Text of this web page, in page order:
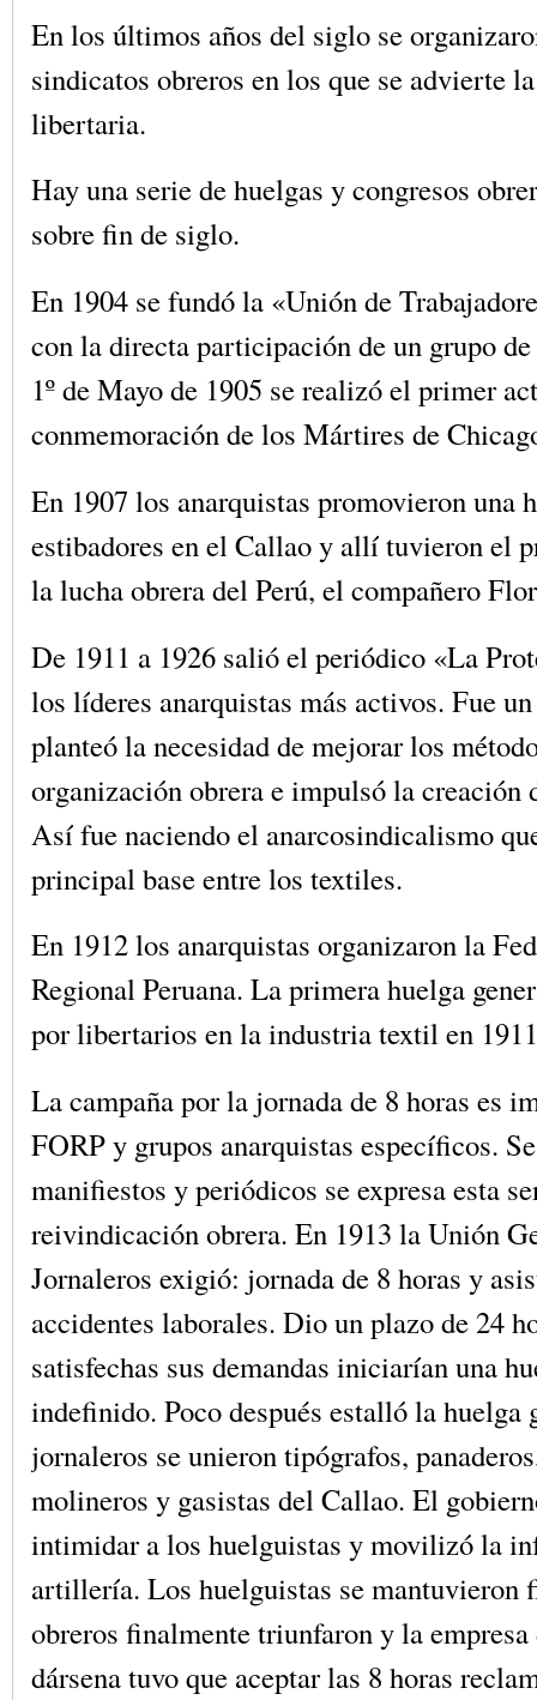
En los últimos años del siglo se
sindicatos obreros en los que se advierte
libertaria.
Hay una serie de huelgas y congresos
sobre fin de siglo.
En 1904 se fundó la «Unión de
con la directa participación de un grupo
1º de Mayo de 1905 se realizó el primer
conmemoración de los Mártires de
En 1907 los anarquistas promovieron una
estibadores en el Callao y allí tuvieron el
la lucha obrera del Perú, el compañero
De 1911 a 1926 salió el periódico «La
los líderes anarquistas más activos. Fue
planteó la necesidad de mejorar los
organización obrera e impulsó la creación
Así fue naciendo el anarcosindicalismo
principal base entre los textiles.
En 1912 los anarquistas organizaron la
Regional Peruana. La primera huelga
por libertarios en la industria textil en
La campaña por la jornada de 8 horas es
FORP y grupos anarquistas específicos.
manifiestos y periódicos se expresa esta
reivindicación obrera. En 1913 la Unión
Jornaleros exigió: jornada de 8 horas y
accidentes laborales. Dio un plazo de 24
satisfechas sus demandas iniciarían una
indefinido. Poco después estalló la huelga
jornaleros se unieron tipógrafos,
molineros y gasistas del Callao. El
intimidar a los huelguistas y movilizó la
artillería. Los huelguistas se mantuvieron
obreros finalmente triunfaron y la
dársena tuvo que aceptar las 8 horas